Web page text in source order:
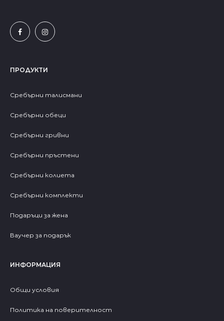
ПРОДУКТИ
Сребърни талисмани
Сребърни обеци
Сребърни гривни
Сребърни пръстени
Сребърни колиета
Сребърни комплекти
Подаръци за жена
Ваучер за подарък
ИНФОРМАЦИЯ
Общи условия
Политика на поверителност